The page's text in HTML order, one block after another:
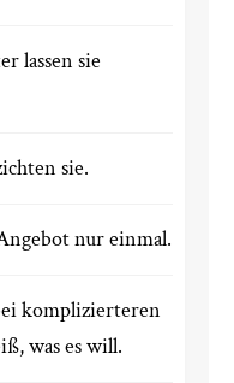
lassen sie
sie.
nur einmal.
komplizierteren
was es will.